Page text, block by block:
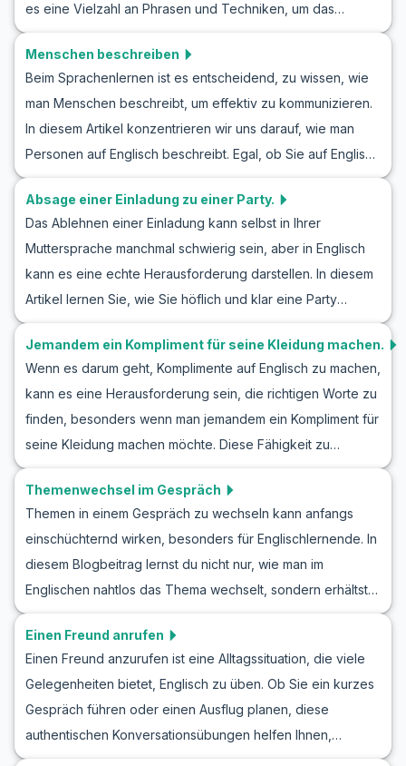
natürlich und spontan auf Englisch kommunizieren. Diese
es eine Vielzahl an Phrasen und Techniken, um das
Gespräch angenehm und respektvoll zu beenden. In
diesem Artikel lernen Sie hilfreiche Phrasen für das
Gesprächsende auf Englisch, die Ihnen dabei helfen,
souverän und höflich aufzutreten. Wir bieten Ihnen
praktische Rollenspiele auf Englisch, die Ihnen
ermöglichen, Ihr neues Wissen gleich in der Praxis
zuvorkommend ein Gespräch höflich beenden können,
Menschen beschreiben
Beim Sprachenlernen ist es entscheidend, zu wissen, wie
man Menschen beschreibt, um effektiv zu kommunizieren.
In diesem Artikel konzentrieren wir uns darauf, wie man
Personen auf Englisch beschreibt. Egal, ob Sie auf Englisch
über jemanden sprechen oder während eines englischen
Rollenspiels eine Person beschreiben, wir haben
nützlichen Wortschatz und wichtige Redewendungen
zusammengestellt, die Sie beherrschen sollten. Entdecken
Sie Beispiele für echte Gespräche, die in Alltagssituationen
vorkommen. Mit diesen Übungen wird es Ihnen leichter
Gesprächen zu werden.
Absage einer Einladung zu einer Party.
Das Ablehnen einer Einladung kann selbst in Ihrer
Muttersprache manchmal schwierig sein, aber in Englisch
kann es eine echte Herausforderung darstellen. In diesem
Artikel lernen Sie, wie Sie höflich und klar eine Party
Einladung auf Englisch ablehnen, ohne das Gefühl zu
haben, dass Sie jemanden verletzen. Wir werden wichtige
Vokabeln und Schlüsselphrasen vorstellen, die Ihnen
helfen, souverän in solchen Konversationsübungen
aufzutreten. Darüber hinaus bieten wir Beispielgespräche,
die realistische und verdauliche Dialoge bieten, damit Sie
Rollenspiel Einladung absagen müssen.
Jemandem ein Kompliment für seine Kleidung machen.
Wenn es darum geht, Komplimente auf Englisch zu machen,
kann es eine Herausforderung sein, die richtigen Worte zu
finden, besonders wenn man jemandem ein Kompliment für
seine Kleidung machen möchte. Diese Fähigkeit zu
meistern, kann nicht nur interessante Gespräche anregen,
sondern auch neue Freundschaften entstehen lassen. In
diesem Artikel lernen Sie, wie man in Gesprächen
Komplimente zur Kleidung macht. Sie entdecken nützlichen
Wortschatz und Schlüsselphrasen wie die, die in
authentischen englischen Dialogen verwendet werden.
Themenwechsel im Gespräch
Themen in einem Gespräch zu wechseln kann anfangs
einschüchternd wirken, besonders für Englischlernende. In
diesem Blogbeitrag lernst du nicht nur, wie man im
Englischen nahtlos das Thema wechselt, sondern erhältst
auch praktische Einblicke durch Rollenspiele und nützliche
Redewendungen. Egal, ob du über alltägliche
Gesprächswechsel oder spezifische Szenarien sprechen
möchtest, dieser Leitfaden rüstet dich aus, um dein
Englisch selbstbewusst zu verbessern. Die Beschäftigung
mit englischen Rollenspielen über Themenwechsel wird
Einen Freund anrufen
Einen Freund anzurufen ist eine Alltagssituation, die viele
Gelegenheiten bietet, Englisch zu üben. Ob Sie ein kurzes
Gespräch führen oder einen Ausflug planen, diese
authentischen Konversationsübungen helfen Ihnen,
Sprachbarrieren zu überwinden. In diesem Blogbeitrag